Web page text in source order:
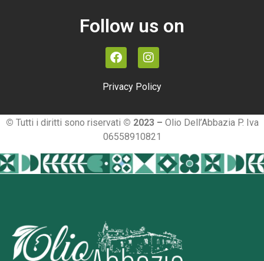
Follow us on
Privacy Policy
© Tutti i diritti sono riservati © 2023 – Olio Dell’Abbazia P. Iva
06558910821